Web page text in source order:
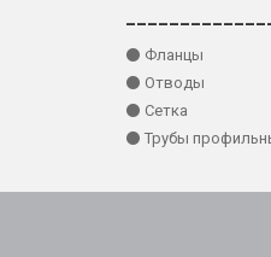
⚫ Фланцы
⚫ Отводы
⚫ Сетка
⚫ Трубы